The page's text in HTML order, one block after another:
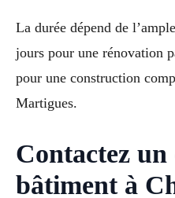
La durée dépend de
jours pour une rénovation
pour une construction
Martigues.
Contactez
bâtiment à